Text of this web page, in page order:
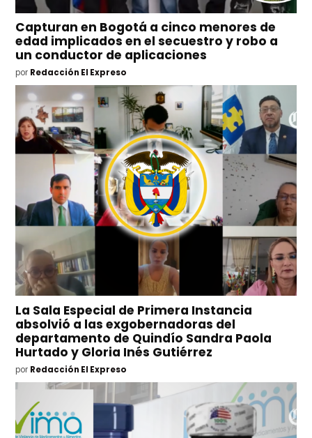
Capturan en Bogotá a cinco menores de
edad implicados en el secuestro y robo a
un conductor de aplicaciones
por Redacción El Expreso
La Sala Especial de Primera Instancia
absolvió a las exgobernadoras del
departamento de Quindío Sandra Paola
Hurtado y Gloria Inés Gutiérrez
por Redacción El Expreso